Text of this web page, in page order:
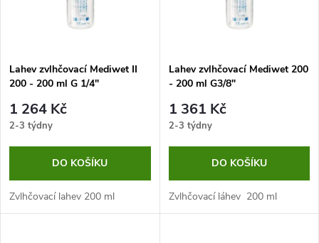
p
r
o
d
u
s
p
r
d
Lahev zvlhčovací Mediwet II
200 - 200 ml G 1/4"
1 264 Kč
2-3 týdny
DO KOŠÍKU
Zvlhčovací lahev 200 ml
Lahev zvlhčovací Mediwet 200
- 200 ml G3/8"
1 361 Kč
2-3 týdny
DO KOŠÍKU
Zvlhčovací láhev 200 ml